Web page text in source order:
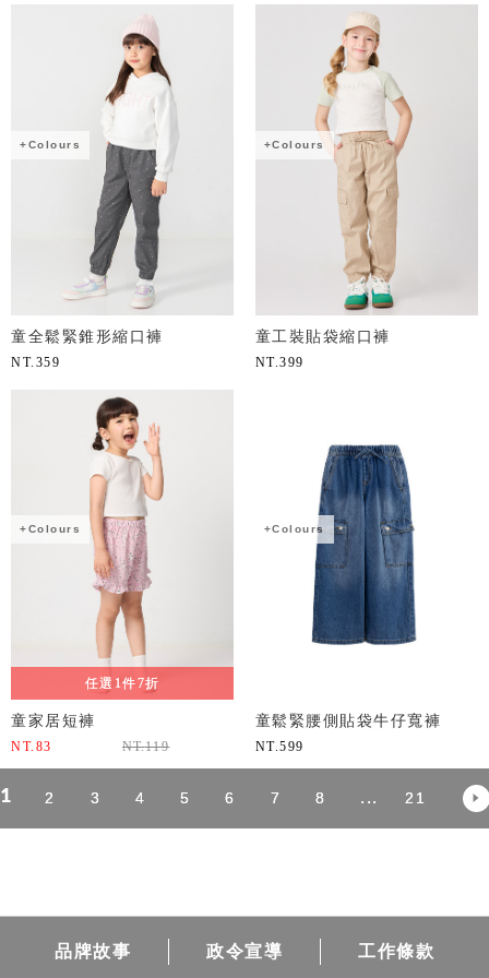
+Colours
童全鬆緊錐形縮口褲
NT. 359
+Colours
童工裝貼袋縮口褲
NT. 399
+Colours
任選1件7折
童家居短褲
NT. 83 NT.119
+Colours
童鬆緊腰側貼袋牛仔寬褲
NT. 599
1 2 3 4 5 6 7 8 ... 21
品牌故事 政令宣導 工作條款